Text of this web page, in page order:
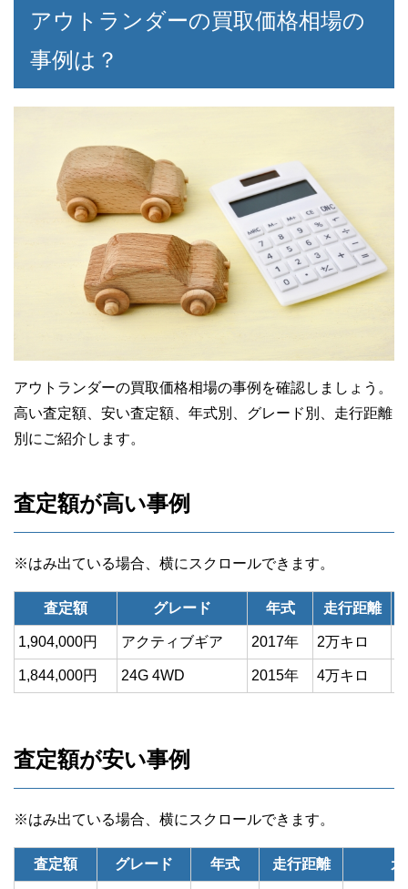
アウトランダーの買取価格相場の
事例は？
アウトランダーの買取価格相場の事例を確認しましょう。
高い査定額、安い査定額、年式別、グレード別、走行距離
別にご紹介します。
査定額が高い事例
査定額 グレード 年式 走行距離
1,904,000円 アクティブギア 2017年 2万キロ
1,844,000円 24G 4WD 2015年 4万キロ
査定額が安い事例
査定額 グレード 年式 走行距離 カ